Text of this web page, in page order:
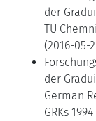
der
TU
(2016-05-
der
German
GRKs